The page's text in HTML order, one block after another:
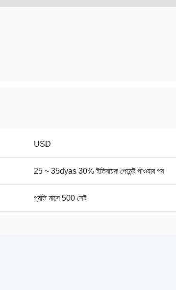
USD
25 ~ 35dyas 30% ইতিবাচক পেমেন্ট পাওয়ার পর
প্রতি মাসে 500 সেট